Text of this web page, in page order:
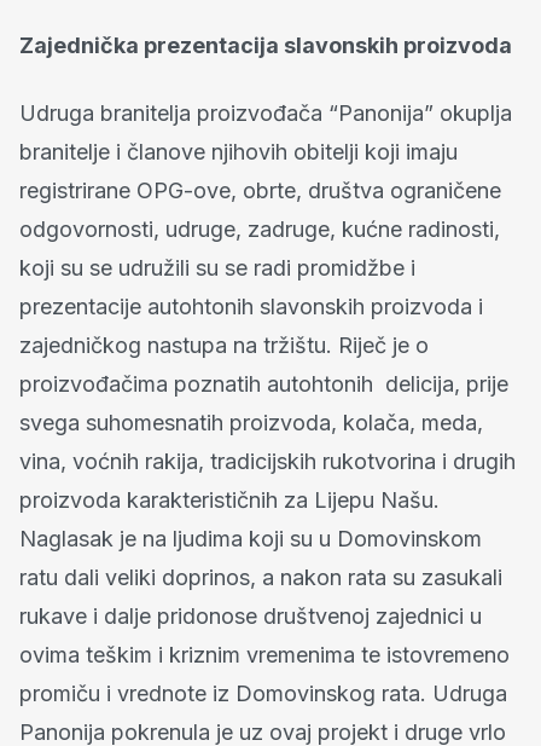
Zajednička prezentacija slavonskih proizvoda
Udruga branitelja proizvođača “Panonija” okuplja
branitelje i članove njihovih obitelji koji imaju
registrirane OPG-ove, obrte, društva ograničene
odgovornosti, udruge, zadruge, kućne radinosti,
koji su se udružili su se radi promidžbe i
prezentacije autohtonih slavonskih proizvoda i
zajedničkog nastupa na tržištu. Riječ je o
proizvođačima poznatih autohtonih delicija, prije
svega suhomesnatih proizvoda, kolača, meda,
vina, voćnih rakija, tradicijskih rukotvorina i drugih
proizvoda karakterističnih za Lijepu Našu.
Naglasak je na ljudima koji su u Domovinskom
ratu dali veliki doprinos, a nakon rata su zasukali
rukave i dalje pridonose društvenoj zajednici u
ovima teškim i kriznim vremenima te istovremeno
promiču i vrednote iz Domovinskog rata. Udruga
Panonija pokrenula je uz ovaj projekt i druge vrlo